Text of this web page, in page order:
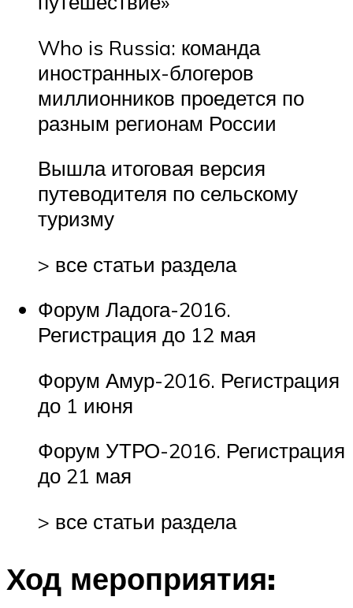
Who is Russia: команда
иностранных-блогеров
миллионников проедется по
разным регионам России
Вышла итоговая версия
путеводителя по сельскому
туризму
> все статьи раздела
Форум Ладога-2016.
Регистрация до 12 мая
Форум Амур-2016. Регистрация
до 1 июня
Форум УТРО-2016. Регистрация
до 21 мая
> все статьи раздела
Ход мероприятия: